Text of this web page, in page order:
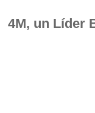
4M, un Líder